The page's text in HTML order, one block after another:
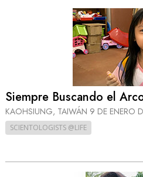
Siempre Buscando el
KAOHSIUNG, TAIWÁN 9 DE ENERO
SCIENTOLOGISTS @LIFE